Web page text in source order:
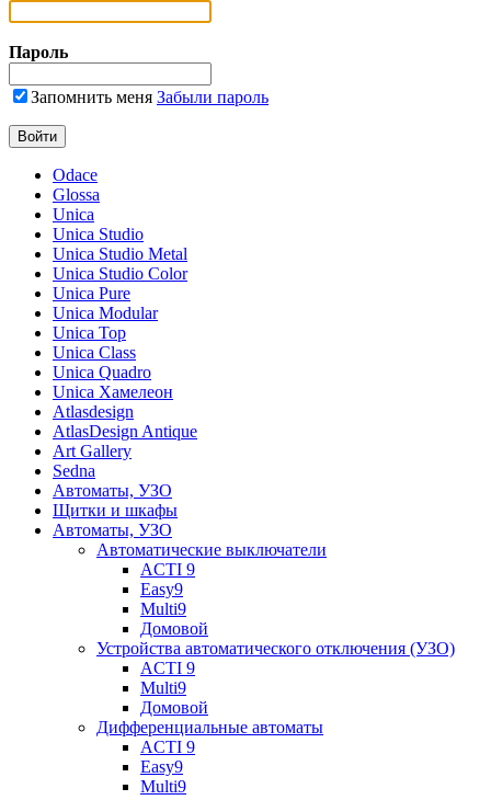
Пароль
Запомнить меня Забыли пароль
Odace
Glossa
Unica
Unica Studio
Unica Studio Metal
Unica Studio Color
Unica Pure
Unica Modular
Unica Top
Unica Class
Unica Quadro
Unica Хамелеон
Atlasdesign
AtlasDesign Antique
Art Gallery
Sedna
Автоматы, УЗО
Щитки и шкафы
Автоматы, УЗО
Автоматические выключатели
ACTI 9
Easy9
Multi9
Домовой
Устройства автоматического отключения (УЗО)
ACTI 9
Multi9
Домовой
Дифференциальные автоматы
ACTI 9
Easy9
Multi9